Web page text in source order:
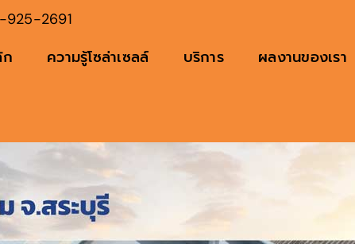
2691
ความรู้โซล่าเซลล์ บริการ ผลงานของเรา